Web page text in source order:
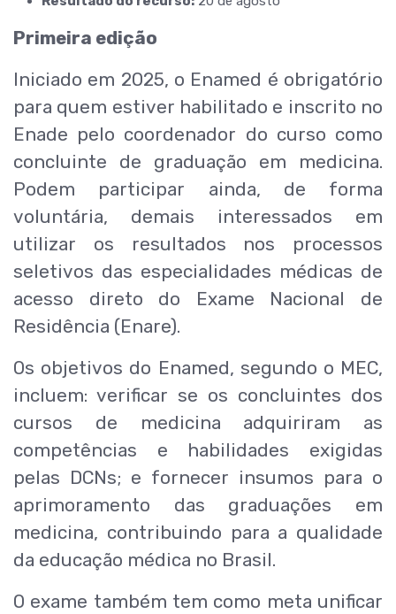
Primeira edição
Iniciado em 2025, o Enamed é obrigatório
para quem estiver habilitado e inscrito no
Enade pelo coordenador do curso como
concluinte de graduação em medicina.
Podem participar ainda, de forma
voluntária, demais interessados em
utilizar os resultados nos processos
seletivos das especialidades médicas de
acesso direto do Exame Nacional de
Residência (Enare).
Os objetivos do Enamed, segundo o MEC,
incluem: verificar se os concluintes dos
cursos de medicina adquiriram as
competências e habilidades exigidas
pelas DCNs; e fornecer insumos para o
aprimoramento das graduações em
medicina, contribuindo para a qualidade
da educação médica no Brasil.
O exame também tem como meta unificar